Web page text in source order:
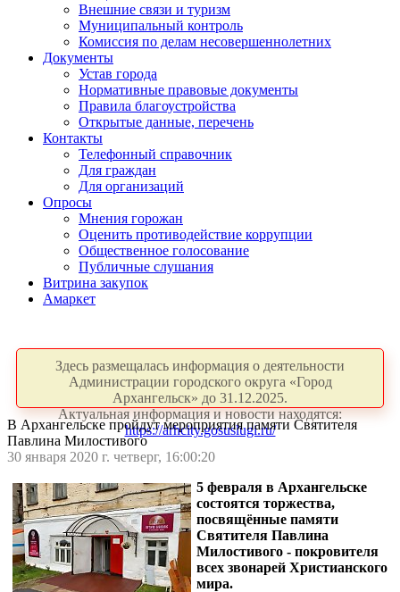
Внешние связи и туризм
Муниципальный контроль
Комиссия по делам несовершеннолетних
Документы
Устав города
Нормативные правовые документы
Правила благоустройства
Открытые данные, перечень
Контакты
Телефонный справочник
Для граждан
Для организаций
Опросы
Мнения горожан
Оценить противодействие коррупции
Общественное голосование
Публичные слушания
Витрина закупок
Амаркет
Здесь размещалась информация о деятельности
Администрации городского округа «Город
Архангельск» до 31.12.2025.
Актуальная информация и новости находятся:
https://arhcity.gosuslugi.ru/
В Архангельске пройдут мероприятия памяти Святителя
Павлина Милостивого
30 января 2020 г. четверг, 16:00:20
5 февраля в Архангельске
состоятся торжества,
посвящённые памяти
Святителя Павлина
Милостивого - покровителя
всех звонарей Христианского
мира.